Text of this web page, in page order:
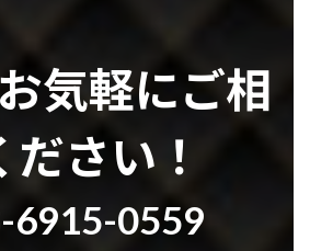
気軽にご相
さい！
6915-0559